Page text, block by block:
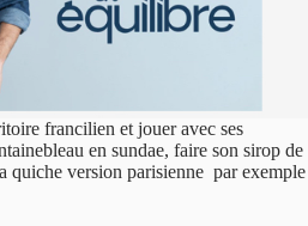
francilien et jouer avec ses
en sundae, faire son sirop de
quiche version parisienne par exemple